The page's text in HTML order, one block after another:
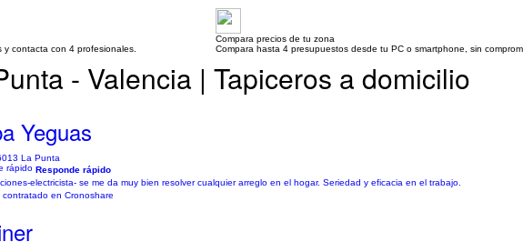
contacta con 4 profesionales.
Compara precios de tu zona
Compara hasta 4 presupuestos desde tu PC o smartphone, sin
- Valencia | Tapiceros a domicilio
Yeguas
La Punta
Responde rápido
electricista- se me da muy bien resolver cualquier arreglo en el hogar. Seriedad y eficacia en el trabajo.
contratado en Cronoshare